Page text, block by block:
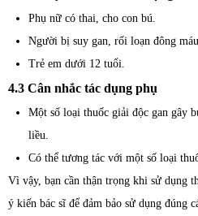
Phụ nữ có thai, cho con bú.
Người bị suy gan, rối loạn đông
Trẻ em dưới 12 tuổi.
4.3 Cân nhắc tác dụng phụ
Một số loại thuốc giải độc gan gây
liều.
Có thể tương tác với một số loại
Vì vậy, bạn cần thận trọng khi sử dụng
ý kiến bác sĩ để đảm bảo sử dụng đúng